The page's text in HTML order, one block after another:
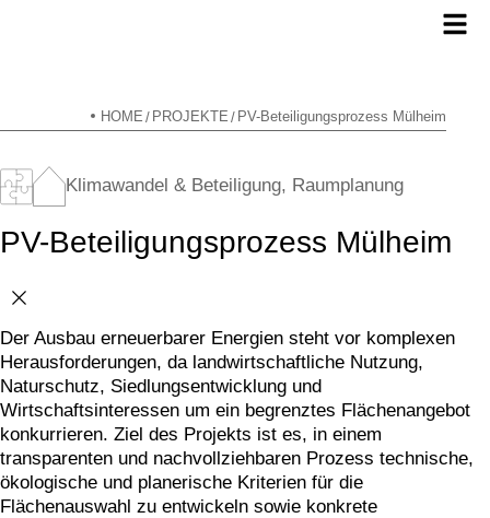
HOME / PROJEKTE / PV-Beteiligungsprozess Mülheim
Klimawandel & Beteiligung, Raumplanung
PV-Beteiligungsprozess Mülheim
Der Ausbau erneuerbarer Energien steht vor komplexen
Herausforderungen, da landwirtschaftliche Nutzung,
Naturschutz, Siedlungsentwicklung und
Wirtschaftsinteressen um ein begrenztes Flächenangebot
konkurrieren. Ziel des Projekts ist es, in einem
transparenten und nachvollziehbaren Prozess technische,
ökologische und planerische Kriterien für die
Flächenauswahl zu entwickeln sowie konkrete